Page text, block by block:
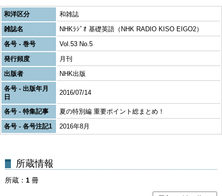
和洋区分
和雑誌
雑誌名
NHKﾗｼﾞｵ 基礎英語（NHK RADIO KISO EIGO2）
各号 - 巻号
Vol.53 No.5
発行頻度
月刊
出版者
NHK出版
各号 - 出版年月
日
2016/07/14
各号 - 特集記事
夏の特別編 重要ポイント総まとめ！
各号 - 各号注記1
2016年8月
所蔵 1 冊